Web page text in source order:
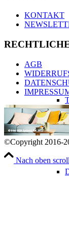
KONTAKT
AGB
©Copyright 2016-
Nach oben